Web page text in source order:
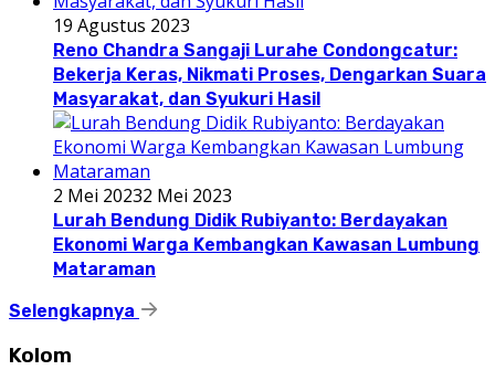
19 Agustus 2023
Reno Chandra Sangaji Lurahe Condongcatur:
Bekerja Keras, Nikmati Proses, Dengarkan Suara
Masyarakat, dan Syukuri Hasil
2 Mei 20232 Mei 2023
Lurah Bendung Didik Rubiyanto: Berdayakan
Ekonomi Warga Kembangkan Kawasan Lumbung
Mataraman
Selengkapnya
Kolom